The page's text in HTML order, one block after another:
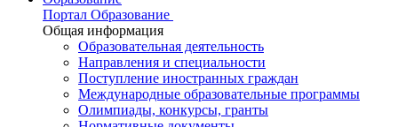
Портал Образование
Общая информация
Образовательная деятельность
Направления и специальности
Поступление иностранных граждан
Международные образовательные программы
Олимпиады, конкурсы, гранты